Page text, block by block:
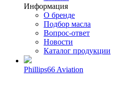
Информация
О бренде
Подбор масла
Вопрос-ответ
Новости
Каталог продукции
Phillips66 Aviation